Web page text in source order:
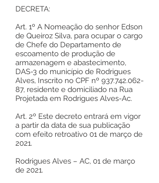
DECRETA:
Art. 1º A Nomeação do senhor Edson
de Queiroz Silva, para ocupar o cargo
de Chefe do Departamento de
escoamento de produção de
armazenagem e abastecimento,
DAS-3 do município de Rodrigues
Alves, Inscrito no CPF nº 937.742.062-
87, residente e domiciliado na Rua
Projetada em Rodrigues Alves-Ac.
Art. 2º Este decreto entrará em vigor
a partir da data de sua publicação
com efeito retroativo 01 de março de
2021.
Rodrigues Alves – AC, 01 de março
de 2021.